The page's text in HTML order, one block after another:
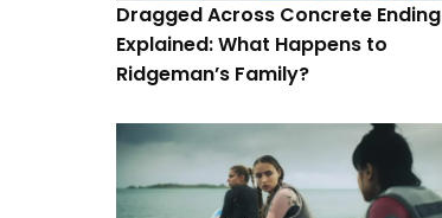
Dragged Across Concrete Ending
Explained: What Happens to
Ridgeman’s Family?